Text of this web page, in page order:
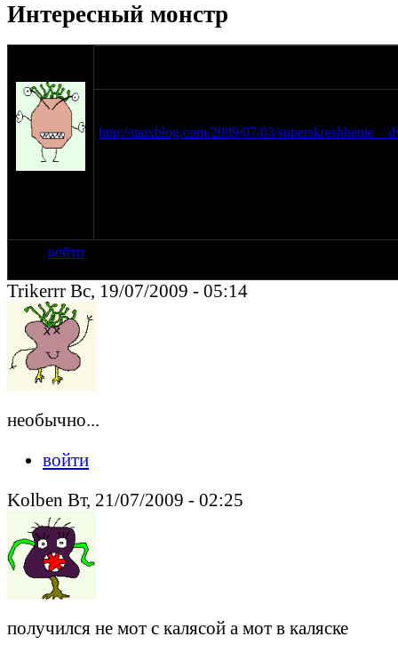
Интересный монстр
http://uaixblog.com/2009/07/03/
войти
Trikerrr Вс, 19/07/2009 - 05:14
необычно...
войти
Kolben Вт, 21/07/2009 - 02:25
получился не мот с калясой а мот в каляске